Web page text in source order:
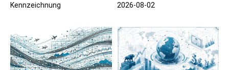
Kennzeichnung
2026-08-02